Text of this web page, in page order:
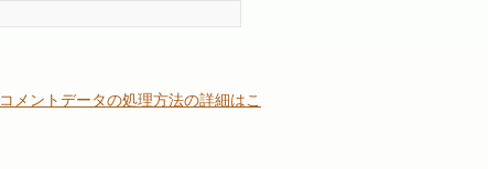
コメントデータの処理方法の詳細はこ